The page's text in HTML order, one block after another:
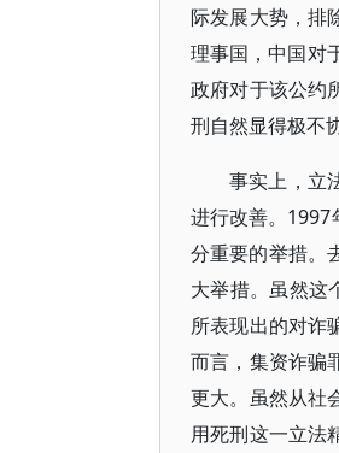
际发展大势，排
理事国，中国对
政府对于该公约
刑自然显得极不
事实上，立
进行改善。1997
分重要的举措。
大举措。虽然这
所表现出的对诈
而言，集资诈骗
更大。虽然从社
用死刑这一立法